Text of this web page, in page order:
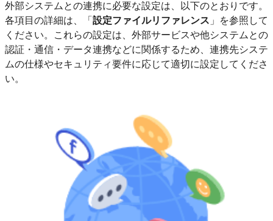
外部システムとの連携に必要な設定は、以下のとおりです。
各項目の詳細は、「 設定ファイルリファレンス 」を参照して
ください。これらの設定は、外部サービスや他システムとの
認証・通信・データ連携などに関係するため、連携先システ
ムの仕様やセキュリティ要件に応じて適切に設定してくださ
い。